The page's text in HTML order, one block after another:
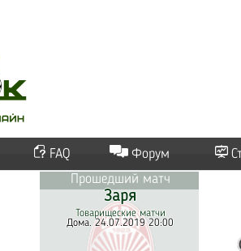
FAQ Форум
Прошедший матч
Заря
Товарищеские матчи
Дома. 24.07.2019 20:00